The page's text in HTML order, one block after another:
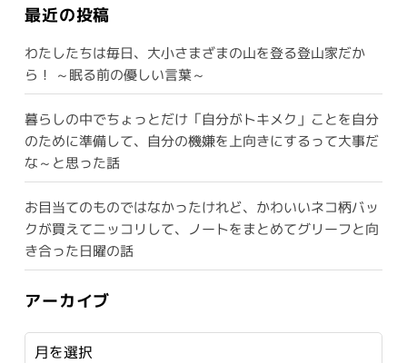
最近の投稿
わたしたちは毎日、大小さまざまの山を登る登山家だか
ら！ ～眠る前の優しい言葉～
暮らしの中でちょっとだけ「自分がトキメク」ことを自分
のために準備して、自分の機嫌を上向きにするって大事だ
な～と思った話
お目当てのものではなかったけれど、かわいいネコ柄バッ
クが買えてニッコリして、ノートをまとめてグリーフと向
き合った日曜の話
アーカイブ